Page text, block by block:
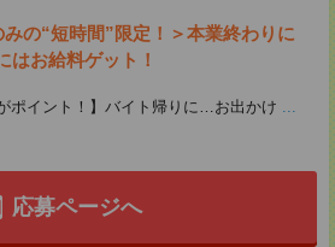
みの“短時間”限定！＞本業終わりに
お給料ゲット！
ポイント！】バイト帰りに…お出かけ ...
応募ページへ